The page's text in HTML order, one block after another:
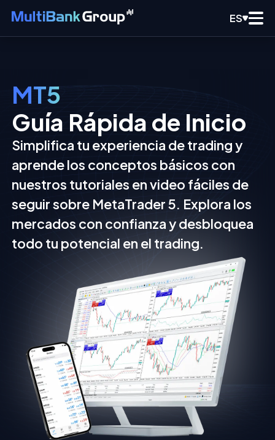
ES
MT5
Guía Rápida de Inicio
Simplifica tu experiencia de trading y
aprende los conceptos básicos con
nuestros tutoriales en video fáciles de
seguir sobre MetaTrader 5. Explora los
mercados con confianza y desbloquea
todo tu potencial en el trading.